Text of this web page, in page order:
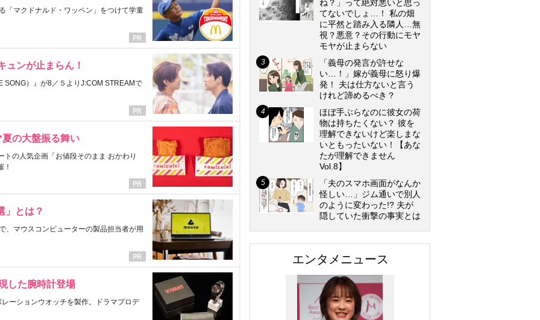
「マクドナルド・ワッペン」をつけて学童
ュンが止まらん！
SONG）』が8／５よりJ:COM STREAMで
の大盤振る舞い
の人気企画「お値段そのまま おかわり
！
」とは？
、マウスコンピューターの製品担当者が用
した腕時計登場
ーションウオッチを製作。ドラマプロデ
ね？」って絶対悪いと思っ
てないでしょ…！ 私の畑
に平然と踏み入る隣人…無
視？悪意？その行動にモヤ
モヤが止まらない
「義母の発言が許せな
い…！」嫁が義母に怒り爆
発！ 夫は仕方ないと言う
けれど諦めるべき？
ほぼ手ぶらなのに彼女の荷
物は持ちたくない？ 彼を
理解できないけど楽しまな
いともったいない！【あな
たが理解できません
Vol.8】
「夫のスマホ画面がなんか
怪しい…」ジム通いで別人
のように変わった!? 夫が
隠していた衝撃の事実とは
エンタメニュース